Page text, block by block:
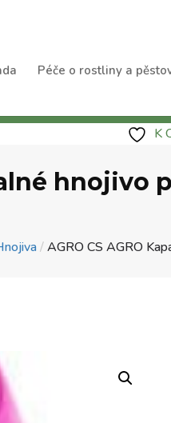
Péče o rostliny a
K
/ AGRO CS AGRO